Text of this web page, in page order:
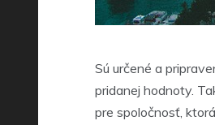
Sú určené a
pridanej hodnoty.
pre spoločnosť,